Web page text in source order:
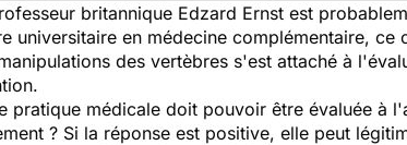
britannique Edzard Ernst est
universitaire en médecine complémentaire, ce
des vertèbres s'est attaché à
pratique médicale doit pouvoir être évaluée à
? Si la réponse est positive, elle peut